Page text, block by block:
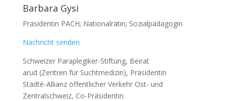
Barbara Gysi
Präsidentin PACH; Nationalrätin; Sozialpädagogin
Nachricht senden
Schweizer Paraplegiker-Stiftung, Beirat
arud (Zentren für Suchtmedizin), Präsidentin
Städte-Allianz öffentlicher Verkehr Ost- und
Zentralschweiz, Co-Präsidentin